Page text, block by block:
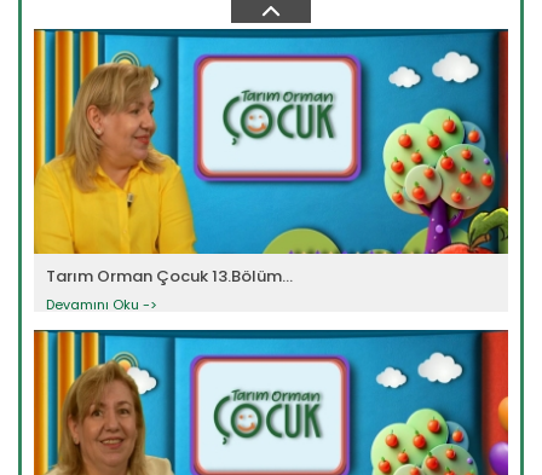
Tarım Orman Çocuk 13.Bölüm...
Devamını Oku ->